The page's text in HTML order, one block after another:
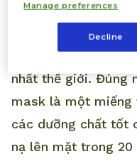
Xu hướng mặt nạ
nơi ngành công
nhất thế giới. Đúng
mask là một miếng
các dưỡng chất tốt
nạ lên mặt trong
Manage preferences
Decline